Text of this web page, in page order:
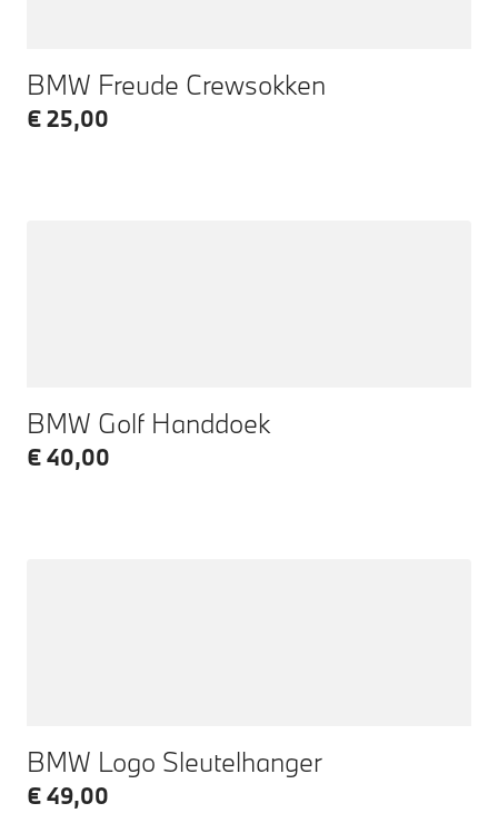
BMW Freude Crewsokken
€ 25,00
BMW Golf Handdoek
€ 40,00
BMW Logo Sleutelhanger
€ 49,00